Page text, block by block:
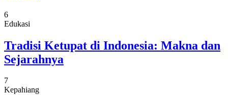
6
Edukasi
Tradisi Ketupat di Indonesia: Makna dan
Sejarahnya
7
Kepahiang